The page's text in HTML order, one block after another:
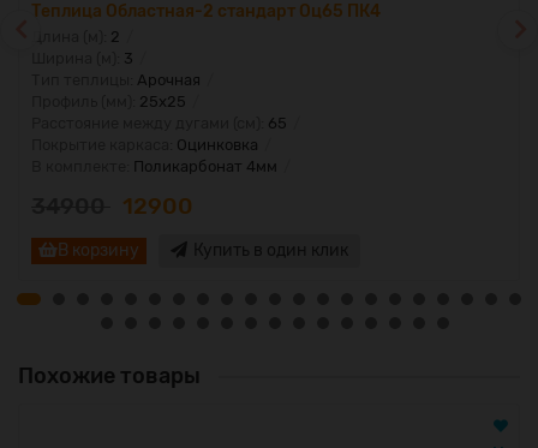
Теплица Областная-2 стандарт Оц65 ПК4
2
3
Арочная
25х25
65
Оцинковка
Поликарбонат 4мм
12900
В корзину Купить в один клик
Похожие товары